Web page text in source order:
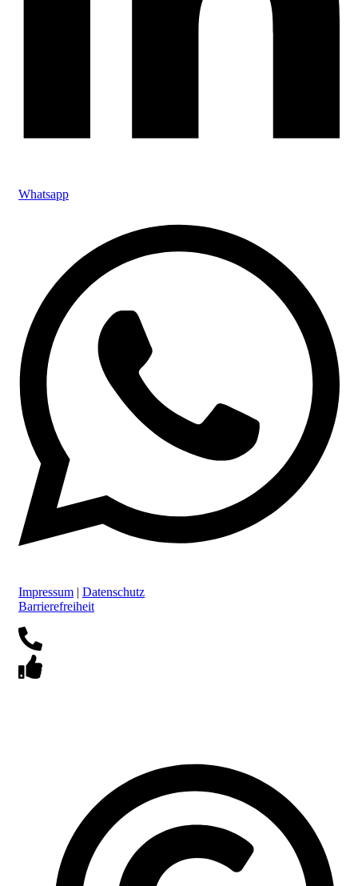
Whatsapp
Impressum | Datenschutz
Barrierefreiheit